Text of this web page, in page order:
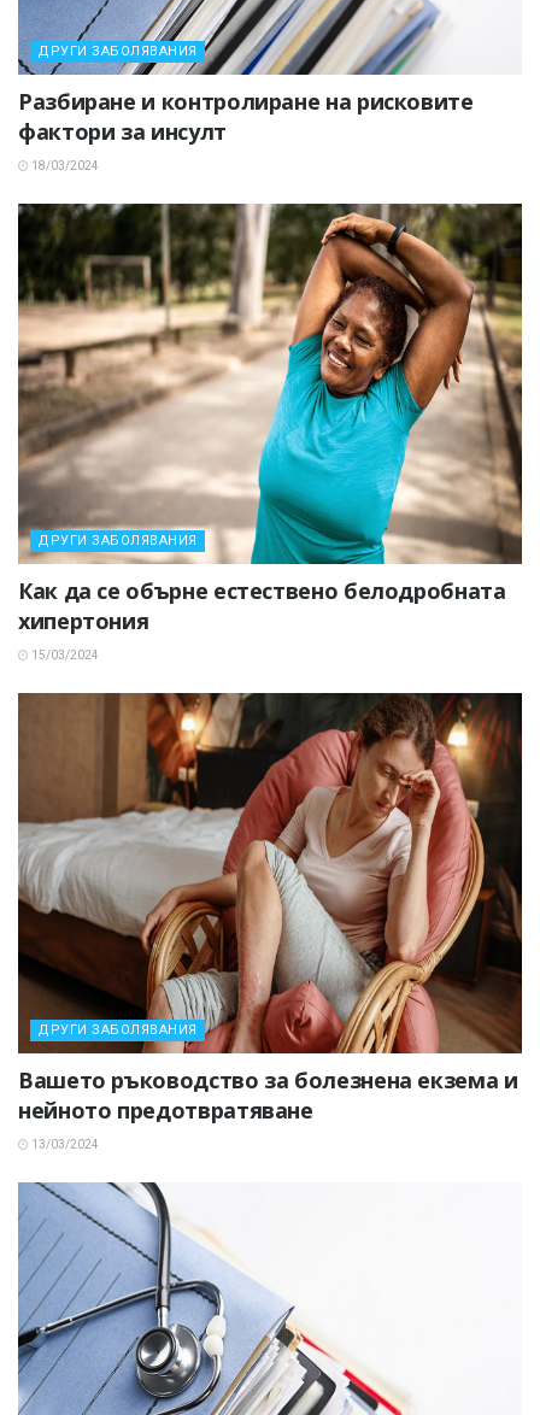
ДРУГИ ЗАБОЛЯВАНИЯ
Разбиране и контролиране на рисковите
фактори за инсулт
18/03/2024
ДРУГИ ЗАБОЛЯВАНИЯ
Как да се обърне естествено белодробната
хипертония
15/03/2024
ДРУГИ ЗАБОЛЯВАНИЯ
Вашето ръководство за болезнена екзема и
нейното предотвратяване
13/03/2024